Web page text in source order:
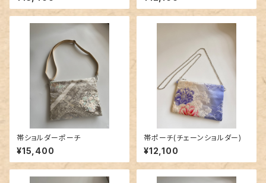
帯ショルダーポーチ
¥15,400
帯ポーチ(チェーンショルダー)
¥12,100